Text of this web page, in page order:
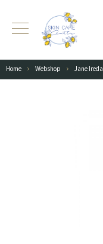
Home Webshop Jane